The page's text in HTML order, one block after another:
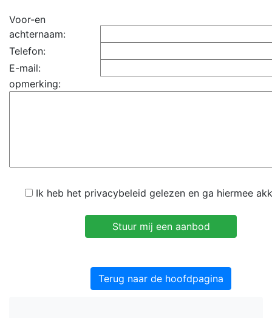
Voor-en
achternaam:
Telefon:
E-mail:
opmerking:
Ik heb het privacybeleid gelezen en ga hiermee
Terug naar de hoofdpagina